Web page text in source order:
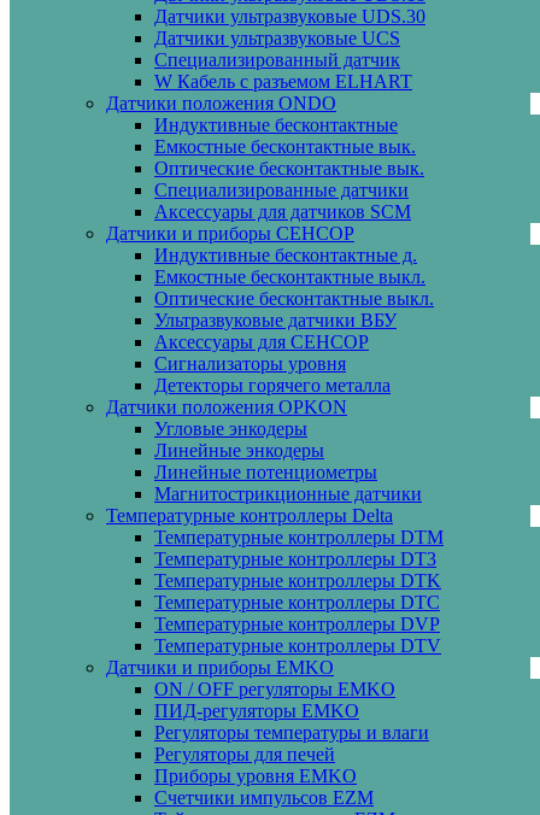
Датчики ультразвуковые UDS.30
Датчики ультразвуковые UCS
Специализированный датчик
W Кабель с разъемом ELHART
Датчики положения ONDO
Индуктивные бесконтактные
Емкостные бесконтактные вык.
Оптические бесконтактные вык.
Специализированные датчики
Аксессуары для датчиков SCM
Датчики и приборы СЕНСОР
Индуктивные бесконтактные д.
Емкостные бесконтактные выкл.
Оптические бесконтактные выкл.
Ультразвуковые датчики ВБУ
Аксессуары для СЕНСОР
Сигнализаторы уровня
Детекторы горячего металла
Датчики положения OPKON
Угловые энкодеры
Линейные энкодеры
Линейные потенциометры
Магнитострикционные датчики
Температурные контроллеры Delta
Температурные контроллеры DTM
Температурные контроллеры DT3
Температурные контроллеры DTK
Температурные контроллеры DTC
Температурные контроллеры DVP
Температурные контроллеры DTV
Датчики и приборы EMKO
ON / OFF регуляторы EMKO
ПИД-регуляторы EMKO
Регуляторы температуры и влаги
Регуляторы для печей
Приборы уровня EMKO
Счетчики импульсов EZM